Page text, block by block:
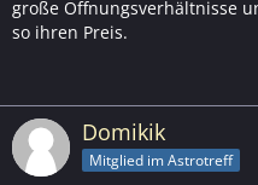
große Öffnungsverhältnisse
so ihren Preis.
Domikik
Mitglied im Astrotreff